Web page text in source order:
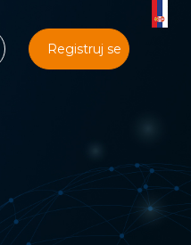
Registruj se